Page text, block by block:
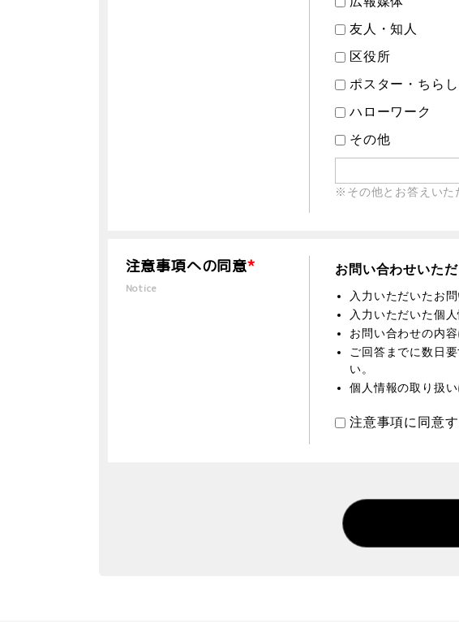
友人・知人
区役所
ポスター・ちらし
ハローワーク
その他
※その他とお答えいた
注意事項への同意*
Notice
お問い合わせいた
入力いただいたお
入力いただいた個
お問い合わせの内
ご回答までに数日
い。
個人情報の取り扱
注意事項に同意す